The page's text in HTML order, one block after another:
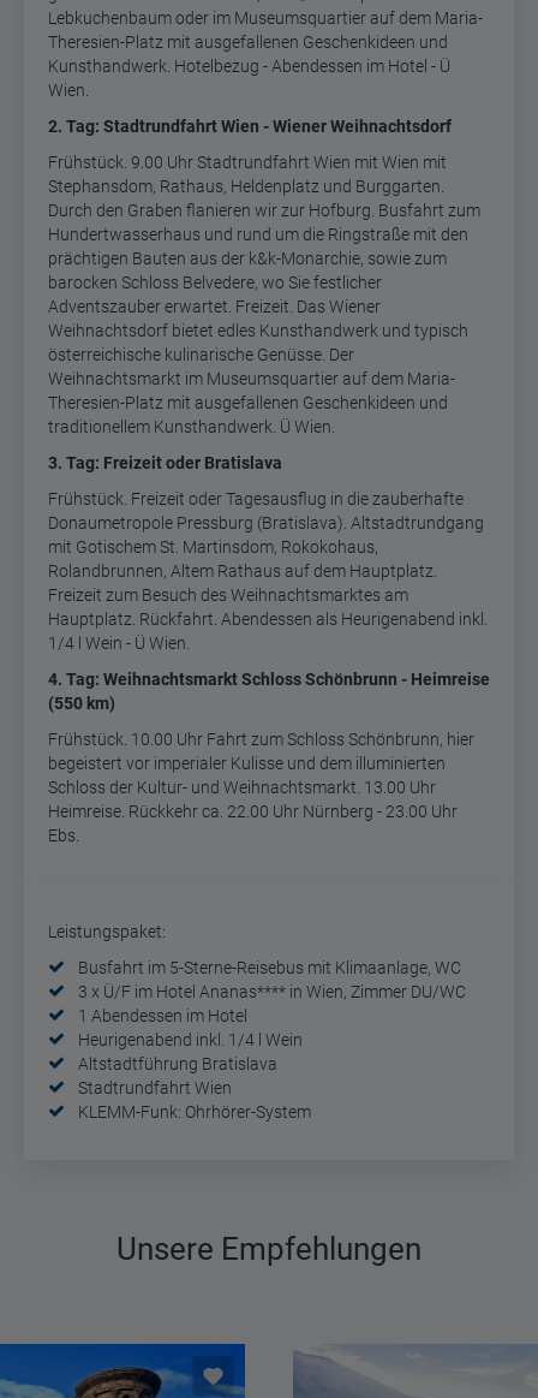
Lebkuchenbaum oder im Museumsquartier auf dem Maria-
Theresien-Platz mit ausgefallenen Geschenkideen und
Kunsthandwerk. Hotelbezug - Abendessen im Hotel - Ü
Wien.
2. Tag: Stadtrundfahrt Wien - Wiener Weihnachtsdorf
Frühstück. 9.00 Uhr Stadtrundfahrt Wien mit Wien mit
Stephansdom, Rathaus, Heldenplatz und Burggarten.
Durch den Graben flanieren wir zur Hofburg. Busfahrt zum
Hundertwasserhaus und rund um die Ringstraße mit den
prächtigen Bauten aus der k&k-Monarchie, sowie zum
barocken Schloss Belvedere, wo Sie festlicher
Adventszauber erwartet. Freizeit. Das Wiener
Weihnachtsdorf bietet edles Kunsthandwerk und typisch
österreichische kulinarische Genüsse. Der
Weihnachtsmarkt im Museumsquartier auf dem Maria-
Theresien-Platz mit ausgefallenen Geschenkideen und
traditionellem Kunsthandwerk. Ü Wien.
3. Tag: Freizeit oder Bratislava
Frühstück. Freizeit oder Tagesausflug in die zauberhafte
Donaumetropole Pressburg (Bratislava). Altstadtrundgang
mit Gotischem St. Martinsdom, Rokokohaus,
Rolandbrunnen, Altem Rathaus auf dem Hauptplatz.
Freizeit zum Besuch des Weihnachtsmarktes am
Hauptplatz. Rückfahrt. Abendessen als Heurigenabend inkl.
1/4 l Wein - Ü Wien.
4. Tag: Weihnachtsmarkt Schloss Schönbrunn - Heimreise
(550 km)
Frühstück. 10.00 Uhr Fahrt zum Schloss Schönbrunn, hier
begeistert vor imperialer Kulisse und dem illuminierten
Schloss der Kultur- und Weihnachtsmarkt. 13.00 Uhr
Heimreise. Rückkehr ca. 22.00 Uhr Nürnberg - 23.00 Uhr
Ebs.
Leistungspaket:
Busfahrt im 5-Sterne-Reisebus mit Klimaanlage, WC
3 x Ü/F im Hotel Ananas**** in Wien, Zimmer DU/WC
1 Abendessen im Hotel
Heurigenabend inkl. 1/4 l Wein
Altstadtführung Bratislava
Stadtrundfahrt Wien
KLEMM-Funk: Ohrhörer-System
Unsere Empfehlungen